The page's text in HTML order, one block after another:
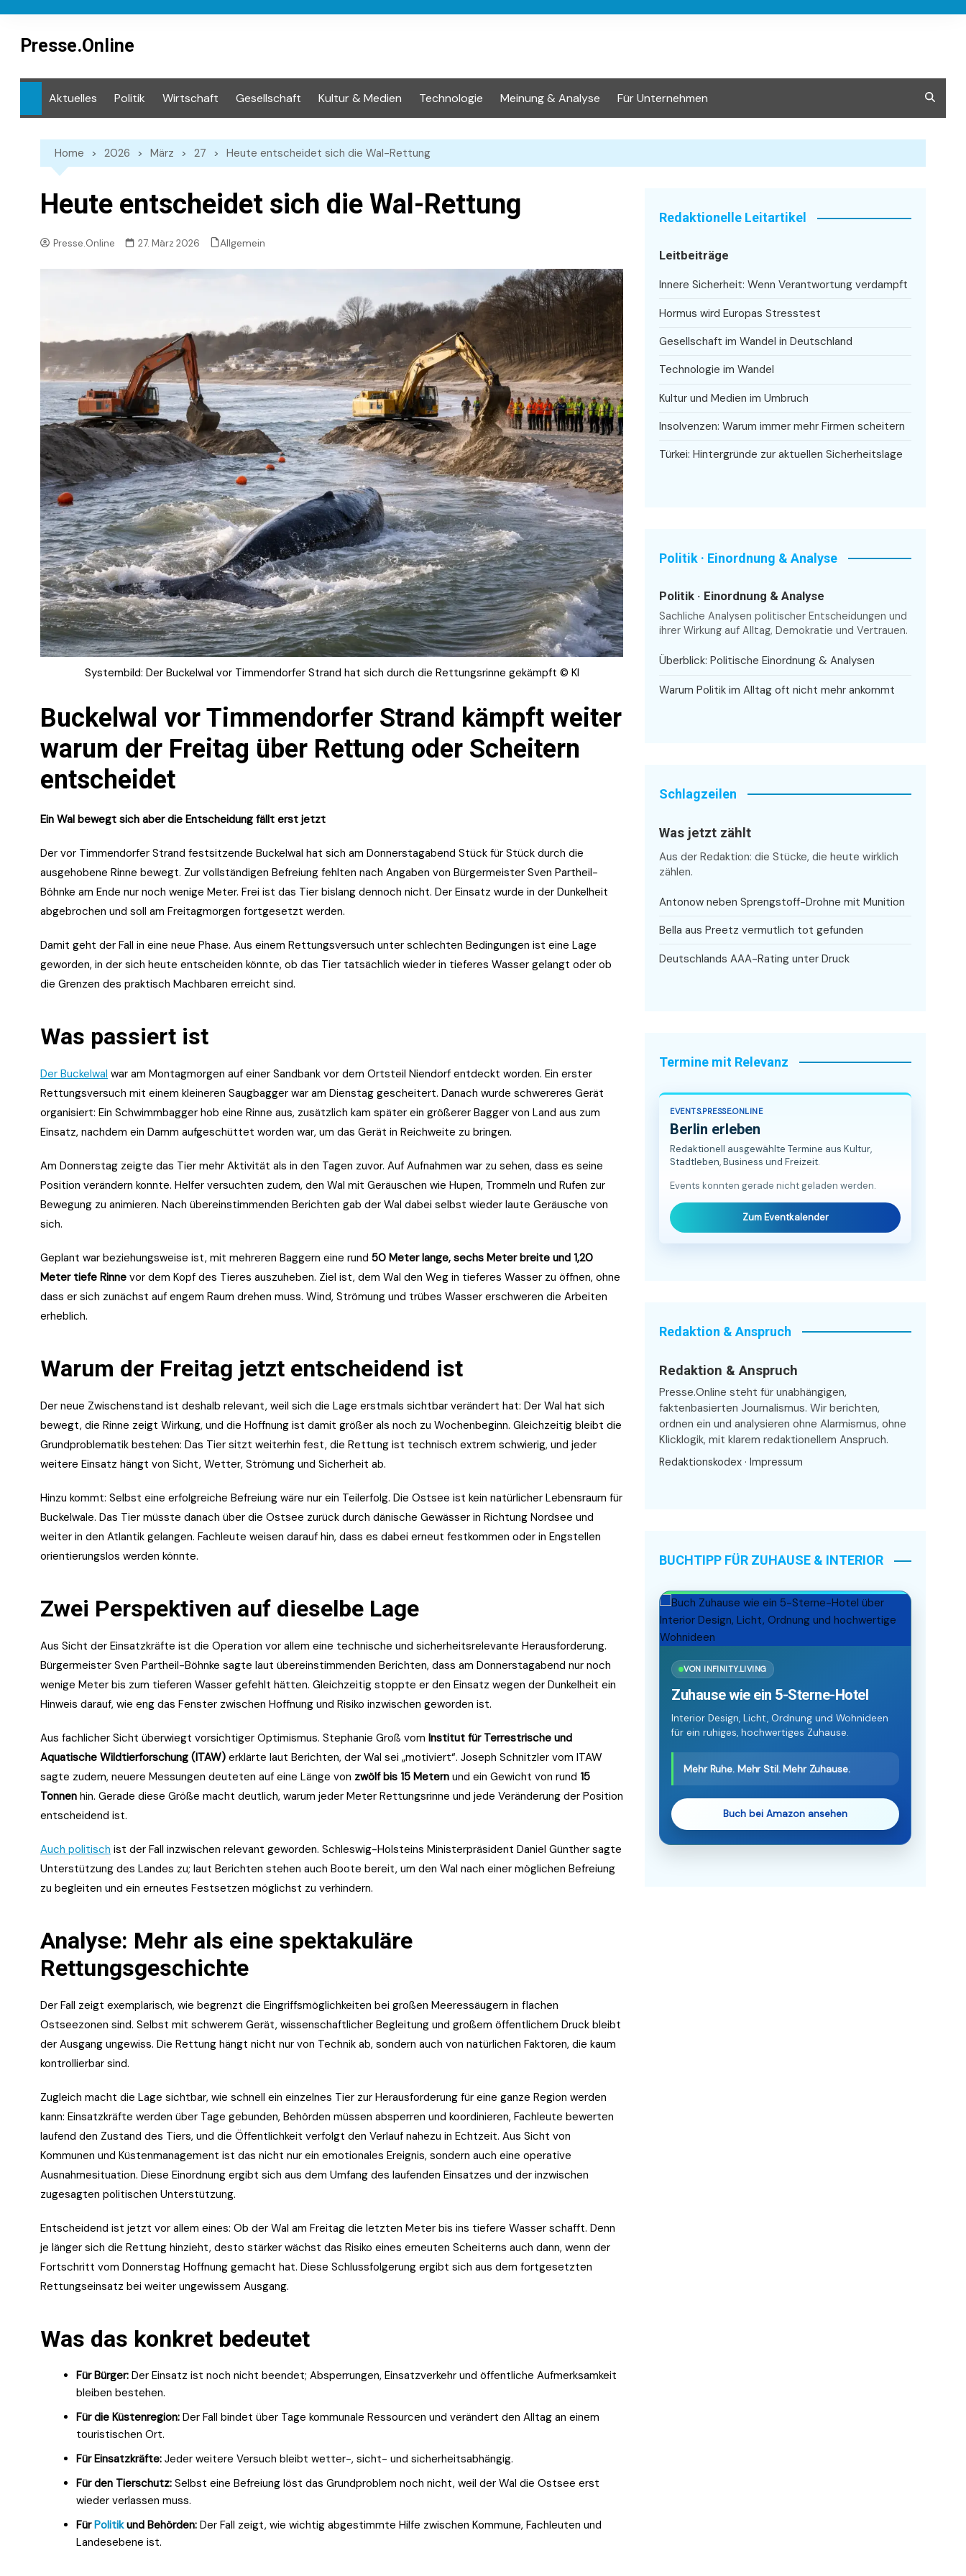
contentPresse.Online
Aktuelles Politik Wirtschaft Gesellschaft Kultur & Medien Technologie Meinung & Analyse Für Unternehmen
Home 2026 März 27 Heute entscheidet sich die Wal-Rettung
Heute entscheidet sich die Wal-Rettung
Presse.Online 27. März 2026 Allgemein
Systembild: Der Buckelwal vor Timmendorfer Strand hat sich durch die Rettungsrinne gekämpft © KI
Buckelwal vor Timmendorfer Strand kämpft weiter
warum der Freitag über Rettung oder Scheitern
entscheidet
Ein Wal bewegt sich aber die Entscheidung fällt erst jetzt
Der vor Timmendorfer Strand festsitzende Buckelwal hat sich am Donnerstagabend Stück für Stück durch die
ausgehobene Rinne bewegt. Zur vollständigen Befreiung fehlten nach Angaben von Bürgermeister Sven Partheil-
Böhnke am Ende nur noch wenige Meter. Frei ist das Tier bislang dennoch nicht. Der Einsatz wurde in der Dunkelheit
abgebrochen und soll am Freitagmorgen fortgesetzt werden.
Damit geht der Fall in eine neue Phase. Aus einem Rettungsversuch unter schlechten Bedingungen ist eine Lage
geworden, in der sich heute entscheiden könnte, ob das Tier tatsächlich wieder in tieferes Wasser gelangt oder ob
die Grenzen des praktisch Machbaren erreicht sind.
Was passiert ist
Der Buckelwal war am Montagmorgen auf einer Sandbank vor dem Ortsteil Niendorf entdeckt worden. Ein erster
Rettungsversuch mit einem kleineren Saugbagger war am Dienstag gescheitert. Danach wurde schwereres Gerät
organisiert: Ein Schwimmbagger hob eine Rinne aus, zusätzlich kam später ein größerer Bagger von Land aus zum
Einsatz, nachdem ein Damm aufgeschüttet worden war, um das Gerät in Reichweite zu bringen.
Am Donnerstag zeigte das Tier mehr Aktivität als in den Tagen zuvor. Auf Aufnahmen war zu sehen, dass es seine
Position verändern konnte. Helfer versuchten zudem, den Wal mit Geräuschen wie Hupen, Trommeln und Rufen zur
Bewegung zu animieren. Nach übereinstimmenden Berichten gab der Wal dabei selbst wieder laute Geräusche von
sich.
Geplant war beziehungsweise ist, mit mehreren Baggern eine rund 50 Meter lange, sechs Meter breite und 1,20
Meter tiefe Rinne vor dem Kopf des Tieres auszuheben. Ziel ist, dem Wal den Weg in tieferes Wasser zu öffnen, ohne
dass er sich zunächst auf engem Raum drehen muss. Wind, Strömung und trübes Wasser erschweren die Arbeiten
erheblich.
Warum der Freitag jetzt entscheidend ist
Der neue Zwischenstand ist deshalb relevant, weil sich die Lage erstmals sichtbar verändert hat: Der Wal hat sich
bewegt, die Rinne zeigt Wirkung, und die Hoffnung ist damit größer als noch zu Wochenbeginn. Gleichzeitig bleibt die
Grundproblematik bestehen: Das Tier sitzt weiterhin fest, die Rettung ist technisch extrem schwierig, und jeder
weitere Einsatz hängt von Sicht, Wetter, Strömung und Sicherheit ab.
Hinzu kommt: Selbst eine erfolgreiche Befreiung wäre nur ein Teilerfolg. Die Ostsee ist kein natürlicher Lebensraum für
Buckelwale. Das Tier müsste danach über die Ostsee zurück durch dänische Gewässer in Richtung Nordsee und
weiter in den Atlantik gelangen. Fachleute weisen darauf hin, dass es dabei erneut festkommen oder in Engstellen
orientierungslos werden könnte.
Zwei Perspektiven auf dieselbe Lage
Aus Sicht der Einsatzkräfte ist die Operation vor allem eine technische und sicherheitsrelevante Herausforderung.
Bürgermeister Sven Partheil-Böhnke sagte laut übereinstimmenden Berichten, dass am Donnerstagabend nur noch
wenige Meter bis zum tieferen Wasser gefehlt hätten. Gleichzeitig stoppte er den Einsatz wegen der Dunkelheit ein
Hinweis darauf, wie eng das Fenster zwischen Hoffnung und Risiko inzwischen geworden ist.
Aus fachlicher Sicht überwiegt vorsichtiger Optimismus. Stephanie Groß vom Institut für Terrestrische und
Aquatische Wildtierforschung (ITAW) erklärte laut Berichten, der Wal sei „motiviert“. Joseph Schnitzler vom ITAW
sagte zudem, neuere Messungen deuteten auf eine Länge von zwölf bis 15 Metern und ein Gewicht von rund 15
Tonnen hin. Gerade diese Größe macht deutlich, warum jeder Meter Rettungsrinne und jede Veränderung der Position
entscheidend ist.
Auch politisch ist der Fall inzwischen relevant geworden. Schleswig-Holsteins Ministerpräsident Daniel Günther sagte
Unterstützung des Landes zu; laut Berichten stehen auch Boote bereit, um den Wal nach einer möglichen Befreiung
zu begleiten und ein erneutes Festsetzen möglichst zu verhindern.
Analyse: Mehr als eine spektakuläre
Rettungsgeschichte
Der Fall zeigt exemplarisch, wie begrenzt die Eingriffsmöglichkeiten bei großen Meeressäugern in flachen
Ostseezonen sind. Selbst mit schwerem Gerät, wissenschaftlicher Begleitung und großem öffentlichem Druck bleibt
der Ausgang ungewiss. Die Rettung hängt nicht nur von Technik ab, sondern auch von natürlichen Faktoren, die kaum
kontrollierbar sind.
Zugleich macht die Lage sichtbar, wie schnell ein einzelnes Tier zur Herausforderung für eine ganze Region werden
kann: Einsatzkräfte werden über Tage gebunden, Behörden müssen absperren und koordinieren, Fachleute bewerten
laufend den Zustand des Tiers, und die Öffentlichkeit verfolgt den Verlauf nahezu in Echtzeit. Aus Sicht von
Kommunen und Küstenmanagement ist das nicht nur ein emotionales Ereignis, sondern auch eine operative
Ausnahmesituation. Diese Einordnung ergibt sich aus dem Umfang des laufenden Einsatzes und der inzwischen
zugesagten politischen Unterstützung.
Entscheidend ist jetzt vor allem eines: Ob der Wal am Freitag die letzten Meter bis ins tiefere Wasser schafft. Denn
je länger sich die Rettung hinzieht, desto stärker wächst das Risiko eines erneuten Scheiterns auch dann, wenn der
Fortschritt vom Donnerstag Hoffnung gemacht hat. Diese Schlussfolgerung ergibt sich aus dem fortgesetzten
Rettungseinsatz bei weiter ungewissem Ausgang.
Was das konkret bedeutet
Für Bürger: Der Einsatz ist noch nicht beendet; Absperrungen, Einsatzverkehr und öffentliche Aufmerksamkeit
bleiben bestehen.
Für die Küstenregion: Der Fall bindet über Tage kommunale Ressourcen und verändert den Alltag an einem
touristischen Ort.
Für Einsatzkräfte: Jeder weitere Versuch bleibt wetter-, sicht- und sicherheitsabhängig.
Für den Tierschutz: Selbst eine Befreiung löst das Grundproblem noch nicht, weil der Wal die Ostsee erst
wieder verlassen muss.
FürPolitikund Behörden: Der Fall zeigt, wie wichtig abgestimmte Hilfe zwischen Kommune, Fachleuten und
Landesebene ist.
Redaktionelle Leitartikel
Leitbeiträge
Innere Sicherheit: Wenn Verantwortung verdampft
Hormus wird Europas Stresstest
Gesellschaft im Wandel in Deutschland
Technologie im Wandel
Kultur und Medien im Umbruch
Insolvenzen: Warum immer mehr Firmen scheitern
Türkei: Hintergründe zur aktuellen Sicherheitslage
Politik · Einordnung & Analyse
Politik · Einordnung & Analyse
Sachliche Analysen politischer Entscheidungen und
ihrer Wirkung auf Alltag, Demokratie und Vertrauen.
Überblick: Politische Einordnung & Analysen
Warum Politik im Alltag oft nicht mehr ankommt
Schlagzeilen
Was jetzt zählt
Aus der Redaktion: die Stücke, die heute wirklich
zählen.
Antonow neben Sprengstoff-Drohne mit Munition
Bella aus Preetz vermutlich tot gefunden
Deutschlands AAA-Rating unter Druck
Termine mit Relevanz
EVENTS.PRESSE.ONLINE
Berlin erleben
Redaktionell ausgewählte Termine aus Kultur,
Stadtleben, Business und Freizeit.
Events konnten gerade nicht geladen werden.
Zum Eventkalender
Redaktion & Anspruch
Redaktion & Anspruch
Presse.Online steht für unabhängigen,
faktenbasierten Journalismus. Wir berichten,
ordnen ein und analysieren ohne Alarmismus, ohne
Klicklogik, mit klarem redaktionellem Anspruch.
Redaktionskodex · Impressum
BUCHTIPP FÜR ZUHAUSE & INTERIOR
VON INFINITY.LIVING
Zuhause wie ein 5-Sterne-Hotel
Interior Design, Licht, Ordnung und Wohnideen
für ein ruhiges, hochwertiges Zuhause.
Mehr Ruhe. Mehr Stil. Mehr Zuhause.
Buch bei Amazon ansehen